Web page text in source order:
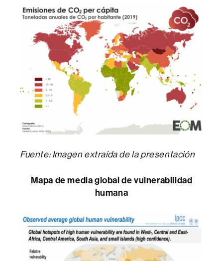
Fuente: Imagen extraída de la presentación
Mapa de media global de vulnerabilidad
humana